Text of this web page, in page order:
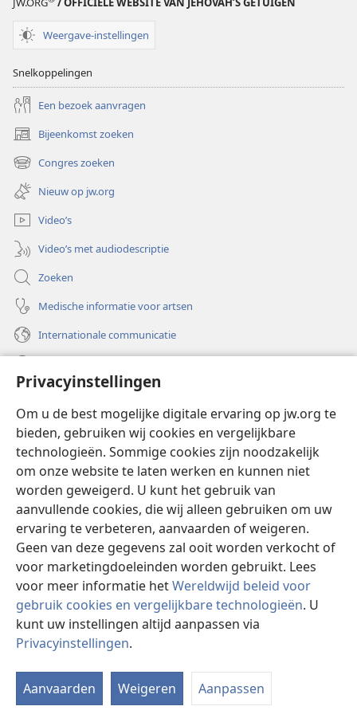
Privacyinstellingen
Om u de best mogelijke digitale ervaring op jw.org te
bieden, gebruiken wij cookies en vergelijkbare
technologieën. Sommige cookies zijn noodzakelijk
om onze website te laten werken en kunnen niet
worden geweigerd. U kunt het gebruik van
aanvullende cookies, die wij alleen gebruiken om uw
ervaring te verbeteren, aanvaarden of weigeren.
Geen van deze gegevens zal ooit worden verkocht of
voor marketingdoeleinden worden gebruikt. Lees
voor meer informatie hetWereldwijd beleid voor
gebruik cookies en vergelijkbare technologieën. U
kunt uw instellingen altijd aanpassen via
Privacyinstellingen.
Aanvaarden Weigeren Aanpassen
Weergave-instellingen
Snelkoppelingen
Een bezoek aanvragen
Bijeenkomst zoeken
(opent
nieuw
venster)
Congres zoeken
(opent
nieuw
venster)
Nieuw op jw.org
Video’s
Video’s met audiodescriptie
Zoeken
Medische informatie voor artsen
Internationale communicatie
(opent
nieuw
venster)Watchtower ONLINE LIBRARY™
(opent
nieuw
venster)JW Hub ®
(opent
nieuw
venster)
®
Watchtower Library
Copyright © 2026 Watch Tower Bible and Tract Society of Pennsylvania.
GEBRUIKSVOORWAARDEN